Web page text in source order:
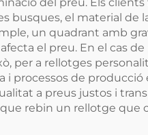
busques, el material de
un quadrant amb
el preu. En el cas
per a rellotges
i processos de
a preus justos i
rebin un rellotge que